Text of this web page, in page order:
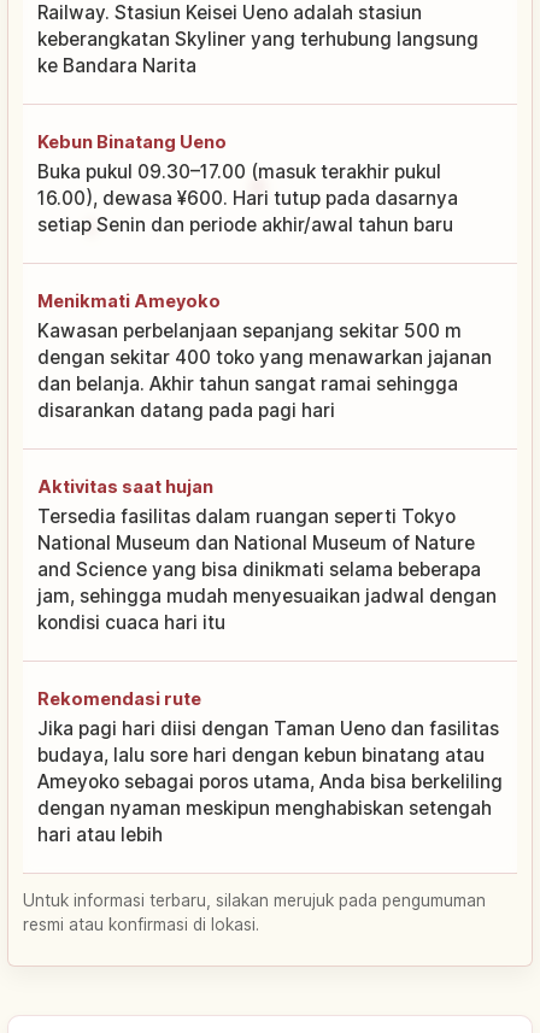
Railway. Stasiun Keisei Ueno adalah stasiun
keberangkatan Skyliner yang terhubung langsung
ke Bandara Narita
Kebun Binatang Ueno
Buka pukul 09.30–17.00 (masuk terakhir pukul
16.00), dewasa ¥600. Hari tutup pada dasarnya
setiap Senin dan periode akhir/awal tahun baru
Menikmati Ameyoko
Kawasan perbelanjaan sepanjang sekitar 500 m
dengan sekitar 400 toko yang menawarkan jajanan
dan belanja. Akhir tahun sangat ramai sehingga
disarankan datang pada pagi hari
Aktivitas saat hujan
Tersedia fasilitas dalam ruangan seperti Tokyo
National Museum dan National Museum of Nature
and Science yang bisa dinikmati selama beberapa
jam, sehingga mudah menyesuaikan jadwal dengan
kondisi cuaca hari itu
Rekomendasi rute
Jika pagi hari diisi dengan Taman Ueno dan fasilitas
budaya, lalu sore hari dengan kebun binatang atau
Ameyoko sebagai poros utama, Anda bisa berkeliling
dengan nyaman meskipun menghabiskan setengah
hari atau lebih
Untuk informasi terbaru, silakan merujuk pada pengumuman
resmi atau konfirmasi di lokasi.